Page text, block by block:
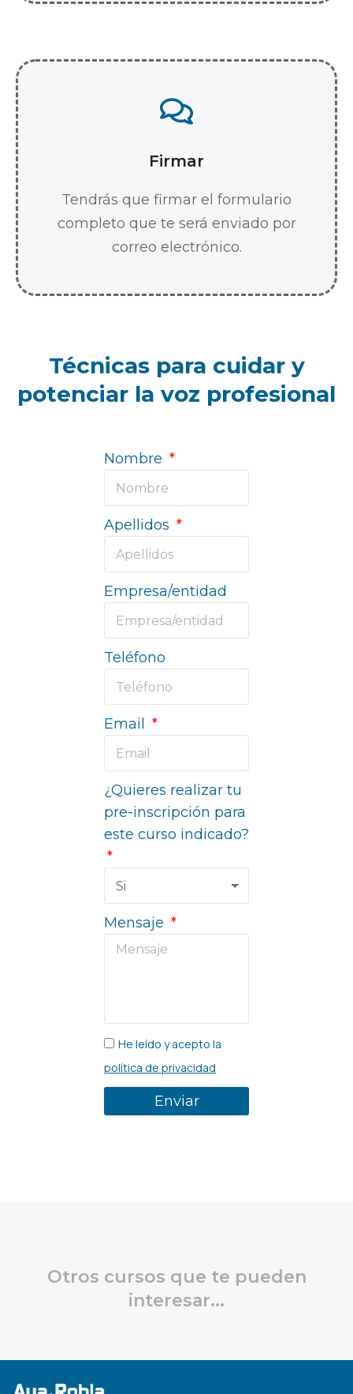
Firmar
Tendrás que firmar el formulario
completo que te será enviado por
correo electrónico.
Técnicas para cuidar y
potenciar la voz profesional
Nombre
Apellidos
Empresa/entidad
Teléfono
Email
¿Quieres realizar tu
pre-inscripción para
este curso indicado?
Mensaje
He leído y acepto la
política de privacidad
Enviar
Otros cursos que te pueden
interesar...